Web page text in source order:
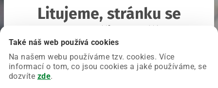
Také náš web používá cookies
Na našem webu používáme tzv. cookies. Více
informací o tom, co jsou cookies a jaké používáme, se
dozvíte zde.
Litujeme, stránku se
Chyba nastala na naší straně a už ji opravujeme.
Zkuste prosím znovu načíst požadovanou stránku.